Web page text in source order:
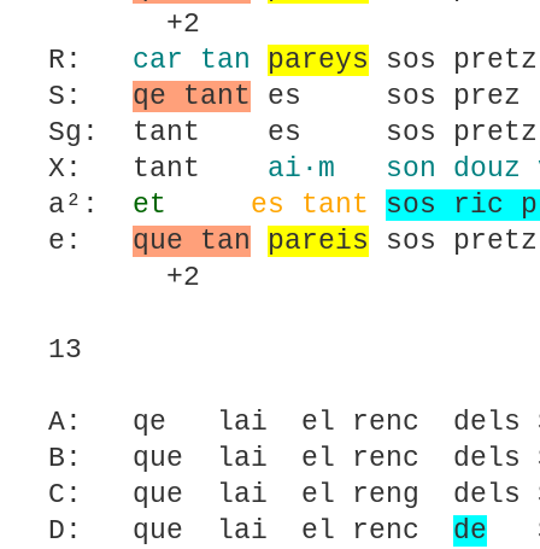
+2
R: car tan pareys sos
S: qe tant es sos
Sg: tant es sos
X: tant ai·m son
a²: et es tant
sos ric
e: que tan pareis sos
+2
13
A: qe lai el renc dels
B: que lai el renc dels
C: que lai el reng dels
D: que lai el renc de